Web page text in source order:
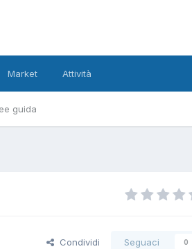
guida
Market Attività
Condividi Seguaci 0